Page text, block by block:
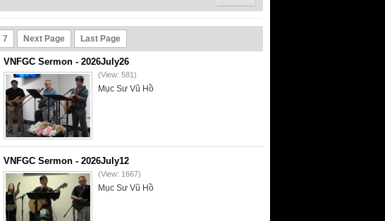
7 Next Page Last Page
VNFGC Sermon - 2026July26
(View: 581)
Mục Sư Vũ Hồ
VNFGC Sermon - 2026July12
(View: 1667)
Mục Sư Vũ Hồ